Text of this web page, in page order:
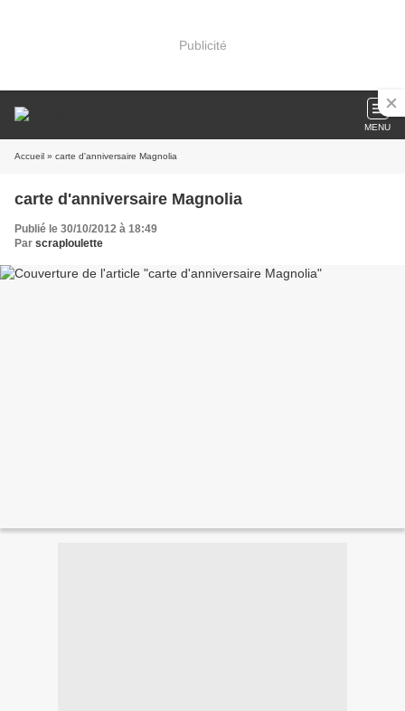
Publicité
MENU
Accueil » carte d'anniversaire Magnolia
carte d'anniversaire Magnolia
Publié le 30/10/2012 à 18:49
Par scraploulette